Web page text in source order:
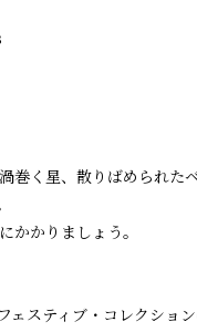
く星、散りばめられた
かかりましょう。
スティブ・コレクショ